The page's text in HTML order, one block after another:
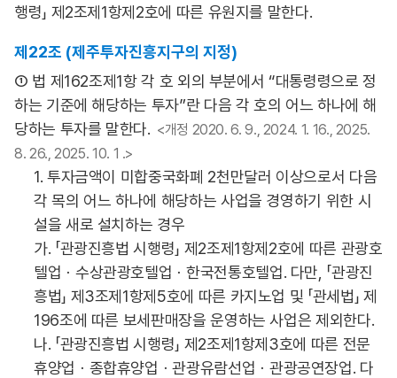
행령」 제2조제1항제2호에 따른 유원지를 말한다.
제22조 (제주투자진흥지구의 지정)
① 법 제162조제1항 각 호 외의 부분에서 “대통령령으로 정
하는 기준에 해당하는 투자”란 다음 각 호의 어느 하나에 해
당하는 투자를 말한다. <개정 2020. 6. 9., 2024. 1. 16., 2025.
8. 26., 2025. 10. 1 .>
1. 투자금액이 미합중국화폐 2천만달러 이상으로서 다음
각 목의 어느 하나에 해당하는 사업을 경영하기 위한 시
설을 새로 설치하는 경우
가. 「관광진흥법 시행령」 제2조제1항제2호에 따른 관광호
텔업ㆍ수상관광호텔업ㆍ한국전통호텔업. 다만, 「관광진
흥법」 제3조제1항제5호에 따른 카지노업 및 「관세법」 제
196조에 따른 보세판매장을 운영하는 사업은 제외한다.
나. 「관광진흥법 시행령」 제2조제1항제3호에 따른 전문
휴양업ㆍ종합휴양업ㆍ관광유람선업ㆍ관광공연장업. 다